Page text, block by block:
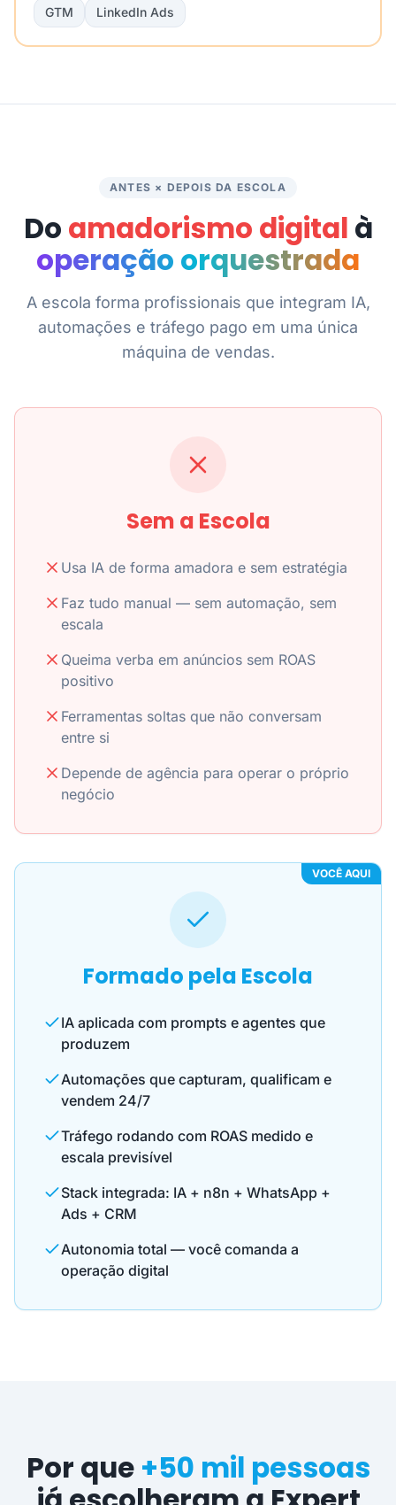
GTM
LinkedIn Ads
ANTES × DEPOIS DA ESCOLA
Do amadorismo digital à
operação orquestrada
A escola forma profissionais que integram IA,
automações e tráfego pago em uma única
máquina de vendas.
Sem a Escola
Usa IA de forma amadora e sem estratégia
Faz tudo manual — sem automação, sem
escala
Queima verba em anúncios sem ROAS
positivo
Ferramentas soltas que não conversam
entre si
Depende de agência para operar o próprio
negócio
VOCÊ AQUI
Formado pela Escola
IA aplicada com prompts e agentes que
produzem
Automações que capturam, qualificam e
vendem 24/7
Tráfego rodando com ROAS medido e
escala previsível
Stack integrada: IA + n8n + WhatsApp +
Ads + CRM
Autonomia total — você comanda a
operação digital
Por que +50 mil pessoas